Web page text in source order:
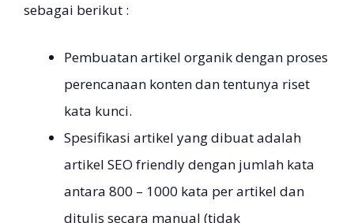
sebagai berikut :
Pembuatan artikel organik dengan proses
perencanaan konten dan tentunya riset
kata kunci.
Spesifikasi artikel yang dibuat adalah
artikel SEO friendly dengan jumlah kata
antara 800 – 1000 kata per artikel dan
ditulis secara manual (tidak